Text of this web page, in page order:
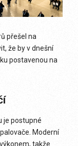
přešel na
že by v dnešní
postavenou na
je postupné
Moderní
takže